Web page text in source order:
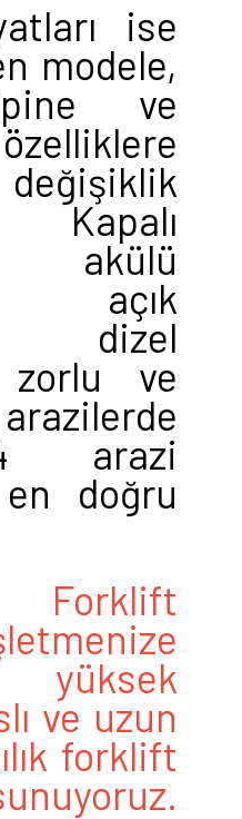
ise
modele,
ve
Kapalı
akülü
açık
dizel
ve
arazi
doğru
Forklift
ve uzun
forklift